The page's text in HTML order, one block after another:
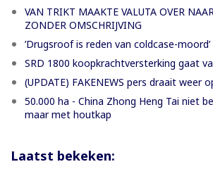
VAN TRIKT MAAKTE VALUTA OVER
ZONDER OMSCHRIJVING
’Drugsroof is reden van coldcase-moord’
SRD 1800 koopkrachtversterking gaat
(UPDATE) FAKENEWS pers draait weer
50.000 ha - China Zhong Heng Tai niet
maar met houtkap
Laatst bekeken: